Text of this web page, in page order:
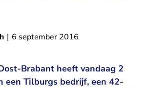
| 6 september 2016
Brabant heeft vandaag 2
een Tilburgs bedrijf, een 42-